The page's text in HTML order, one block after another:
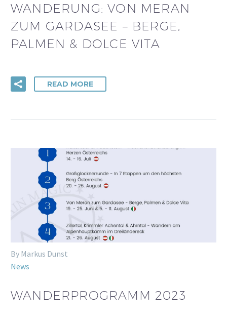
WANDERUNG: VON MERAN
ZUM GARDASEE – BERGE,
PALMEN & DOLCE VITA
READ MORE
By Markus Dunst
News
WANDERPROGRAMM 2023